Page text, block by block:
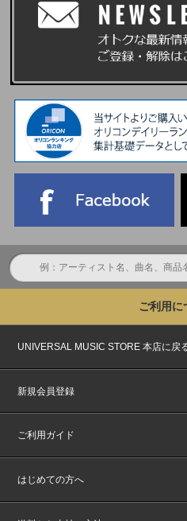
①メンバー個別オンラインサイン会
②メンバー個別オンライントーク
※K、JOのみの参加となりその他メン
※①、②はメンバー選択可能です。
※本イベントは、応募抽選方式です
い。
※各回の締切間近などの時間帯によ
ございます。余裕を持ってご応募く
※商品が届かない、受け取れない等
期間以外はご応募いただけません。
※イベントの詳細はHPよりご確認くだ
https://www.universal-
https://www.universal-
ご利用に
UNIVERSAL MUSIC STORE 本店に戻
新規会員登録
ご利用ガイド
はじめての方へ